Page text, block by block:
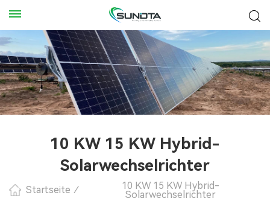
10 KW 15 KW Hybrid-
Solarwechselrichter
Startseite / 10 KW 15 KW Hybrid-
Solarwechselrichter